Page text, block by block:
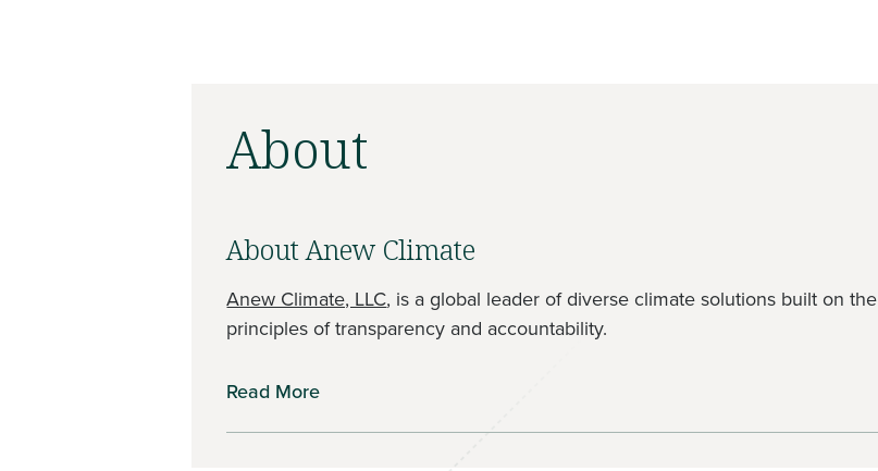
About
About Anew Climate
Anew Climate, LLC, is a global leader of diverse climate solutions built on the
principles of transparency and accountability.
Read More